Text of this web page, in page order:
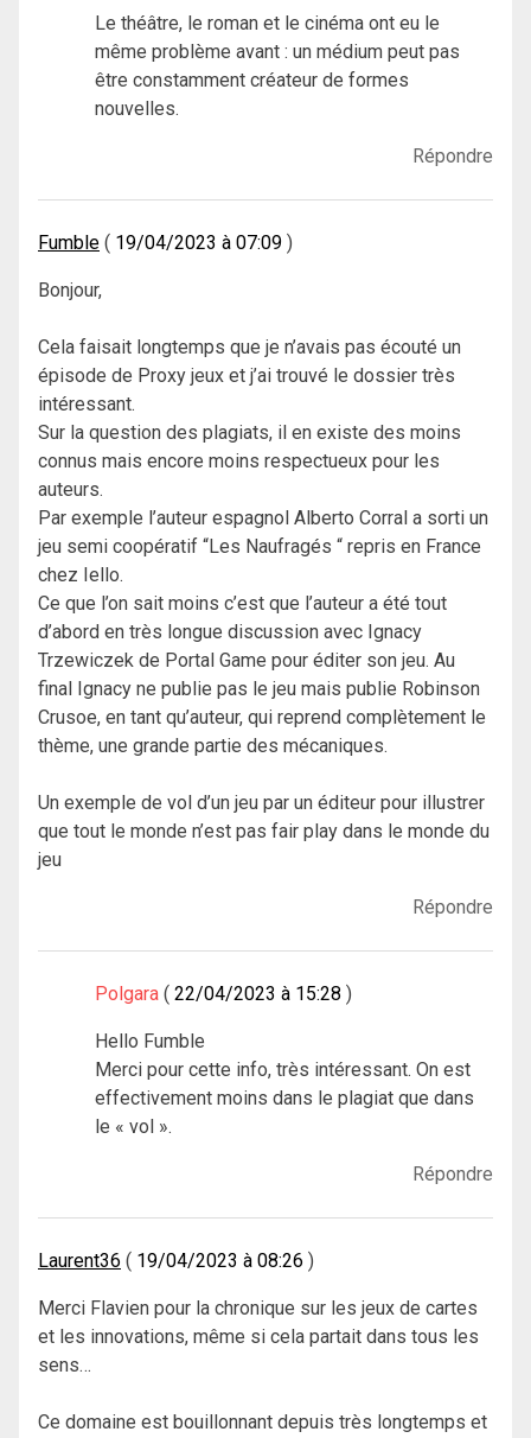
Le théâtre, le roman et le cinéma ont eu le
même problème avant : un médium peut pas
être constamment créateur de formes
nouvelles.
Répondre
Fumble 19/04/2023 à 07:09
Bonjour,
Cela faisait longtemps que je n’avais pas écouté un
épisode de Proxy jeux et j’ai trouvé le dossier très
intéressant.
Sur la question des plagiats, il en existe des moins
connus mais encore moins respectueux pour les
auteurs.
Par exemple l’auteur espagnol Alberto Corral a sorti un
jeu semi coopératif “Les Naufragés “ repris en France
chez Iello.
Ce que l’on sait moins c’est que l’auteur a été tout
d’abord en très longue discussion avec Ignacy
Trzewiczek de Portal Game pour éditer son jeu. Au
final Ignacy ne publie pas le jeu mais publie Robinson
Crusoe, en tant qu’auteur, qui reprend complètement le
thème, une grande partie des mécaniques.
Un exemple de vol d’un jeu par un éditeur pour illustrer
que tout le monde n’est pas fair play dans le monde du
jeu
Répondre
Polgara 22/04/2023 à 15:28
Hello Fumble
Merci pour cette info, très intéressant. On est
effectivement moins dans le plagiat que dans
le « vol ».
Répondre
Laurent36 19/04/2023 à 08:26
Merci Flavien pour la chronique sur les jeux de cartes
et les innovations, même si cela partait dans tous les
sens…
Ce domaine est bouillonnant depuis très longtemps et